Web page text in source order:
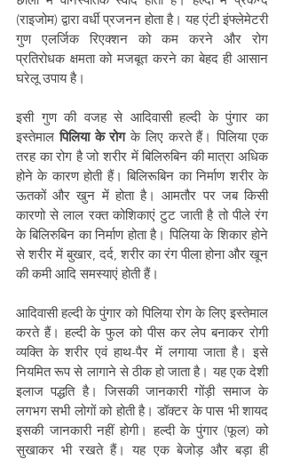
(राइजोम) द्वारा वर्धी प्रजनन होता है। यह एंटी इंफ्लेमेटरी
गुण एलर्जिक रिएक्शन को कम करने और रोग
प्रतिरोधक क्षमता को मजबूत करने का बेहद ही आसान
घरेलू उपाय है।
इसी गुण की वजह से आदिवासी हल्दी के पुंगार का
इस्तेमाल पिलिया के रोग के लिए करते हैं। पिलिया एक
तरह का रोग है जो शरीर में बिलिरुबिन की मात्रा अधिक
होने के कारण होती हैं। बिलिरूबिन का निर्माण शरीर के
ऊतकों और खुन में होता है। आमतौर पर जब किसी
कारणो से लाल रक्त कोशिकाएं टुट जाती है तो पीले रंग
के बिलिरुबिन का निर्माण होता है। पिलिया के शिकार होने
से शरीर में बुखार, दर्द, शरीर का रंग पीला होना और खून
की कमी आदि समस्याएं होती हैं।
आदिवासी हल्दी के पुंगार को पिलिया रोग के लिए इस्तेमाल
करते हैं। हल्दी के फुल को पीस कर लेप बनाकर रोगी
व्यक्ति के शरीर एवं हाथ-पैर में लगाया जाता है। इसे
नियमित रूप से लागाने से ठीक हो जाता है। यह एक देशी
इलाज पद्धति है। जिसकी जानकारी गोंड़ी समाज के
लगभग सभी लोगों को होती है। डॉक्टर के पास भी शायद
इसकी जानकारी नहीं होगी। हल्दी के पुंगार (फूल) को
सुखाकर भी रखते हैं। यह एक बेजोड़ और बड़ा ही